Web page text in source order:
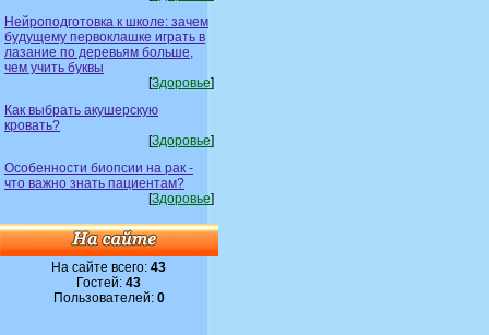
Нейроподготовка к школе: зачем
будущему первоклашке играть в
лазание по деревьям больше,
чем учить буквы
[Здоровье]
Как выбрать акушерскую
кровать?
[Здоровье]
Особенности биопсии на рак -
что важно знать пациентам?
[Здоровье]
На сайте всего:43
Гостей:43
Пользователей: 0